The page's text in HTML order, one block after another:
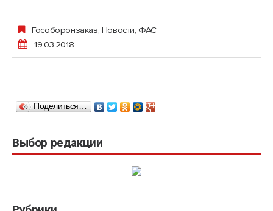
Гособоронзаказ, Новости,ФАС
19.03.2018
Поделиться…
Выбор редакции